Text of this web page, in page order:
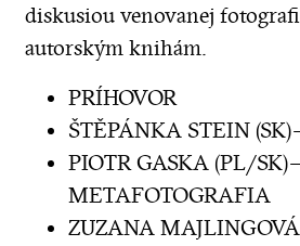
diskusiou venovanej
autorským knihám.
PRÍHOVOR
ŠTĚPÁNKA STEIN
PIOTR GASKA (PL/
METAFOTOGRAFIA
ZUZANA